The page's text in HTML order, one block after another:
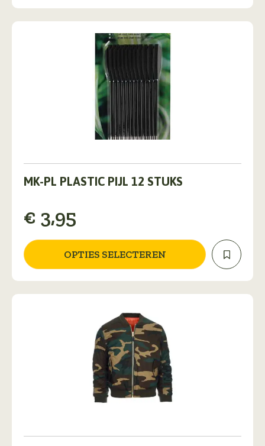
MK-PL PLASTIC PIJL 12 STUKS
€ 3,95
OPTIES SELECTEREN
product
variaties.
Deze
kan
gekozen
worden
op